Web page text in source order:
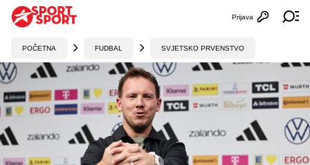
Otvori
Prijava
POČETNA FUDBAL SVJETSKO PRVENSTVO